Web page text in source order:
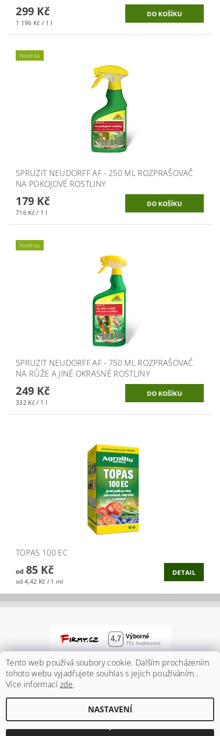
299 Kč
1 196 Kč / 1 l
Novinka
SPRUZIT NEUDORFF AF - 250 ML ROZPRAŠOVAČ
NA POKOJOVÉ ROSTLINY
179 Kč
716 Kč / 1 l
Novinka
SPRUZIT NEUDORFF AF - 750 ML ROZPRAŠOVAČ
NA RŮŽE A JINÉ OKRASNÉ ROSTLINY
249 Kč
332 Kč / 1 l
TOPAS 100 EC
od85 Kč
od 4,42 Kč / 1 ml
DETAIL
2026 ©Zahradnidum.cz, všechna práva vyhrazena
Tento web používá soubory cookie. Dalším procházením
tohoto webu vyjadřujete souhlas s jejich používáním..
Více informací zde.
NASTAVENÍ